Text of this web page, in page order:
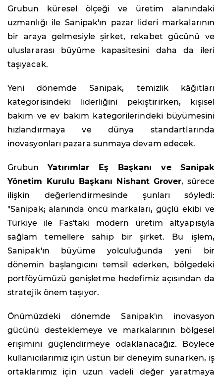
Grubun küresel ölçeği ve üretim alanındaki
uzmanlığı ile Sanipak'ın pazar lideri markalarının
bir araya gelmesiyle şirket, rekabet gücünü ve
uluslararası büyüme kapasitesini daha da ileri
taşıyacak.
Yeni dönemde Sanipak, temizlik kâğıtları
kategorisindeki liderliğini pekiştirirken, kişisel
bakım ve ev bakım kategorilerindeki büyümesini
hızlandırmaya ve dünya standartlarında
inovasyonları pazara sunmaya devam edecek.
GrubunYatırımlar Eş Başkanı ve Sanipak
Yönetim Kurulu Başkanı Nishant Grover, sürece
ilişkin değerlendirmesinde şunları söyledi:
"Sanipak; alanında öncü markaları, güçlü ekibi ve
Türkiye ile Fas'taki modern üretim altyapısıyla
sağlam temellere sahip bir şirket. Bu işlem,
Sanipak'ın büyüme yolculuğunda yeni bir
dönemin başlangıcını temsil ederken, bölgedeki
portföyümüzü genişletme hedefimiz açısından da
stratejik önem taşıyor.
Önümüzdeki dönemde Sanipak'ın inovasyon
gücünü desteklemeye ve markalarının bölgesel
erişimini güçlendirmeye odaklanacağız. Böylece
kullanıcılarımız için üstün bir deneyim sunarken, iş
ortaklarımız için uzun vadeli değer yaratmaya